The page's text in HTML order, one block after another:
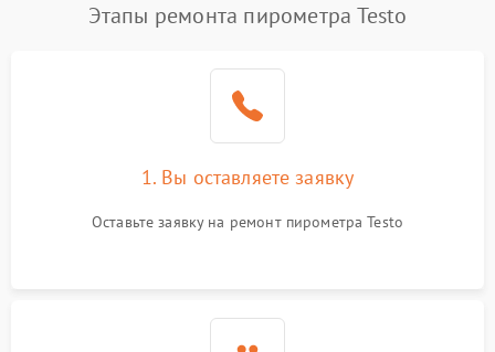
Этапы ремонта пирометра Testo
1. Вы оставляете заявку
Оставьте заявку на ремонт пирометра Testo